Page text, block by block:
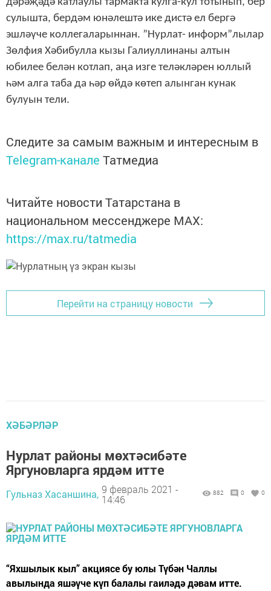
сулышта, бердәм юнәлештә ике дистә ел бергә
эшләүче коллегаларыннан. ”Нурлат- информ”лылар
Зөлфия Хәбибулла кызы Галиуллинаны алтын
юбилее белән котлап, аңа изге теләкләрен юллый
һәм алга таба да һәр өйдә көтеп алынган кунак
булуын тели.
Следите за самым важным и интересным в
Telegram-канале Татмедиа
Читайте новости Татарстана в
национальном мессенджере MАХ:
https://max.ru/tatmedia
Перейти на страницу новости
ХӘБӘРЛӘР
Нурлат районы мөхтәсибәте
Яргуновларга ярдәм итте
Гульназ Хасаншина, 9 февраль 2021 -
14:46
882 0 0
“Яхшылык кыл” акциясе бу юлы Түбән Чаллы
авылында яшәүче күп балалы гаиләдә дәвам итте.